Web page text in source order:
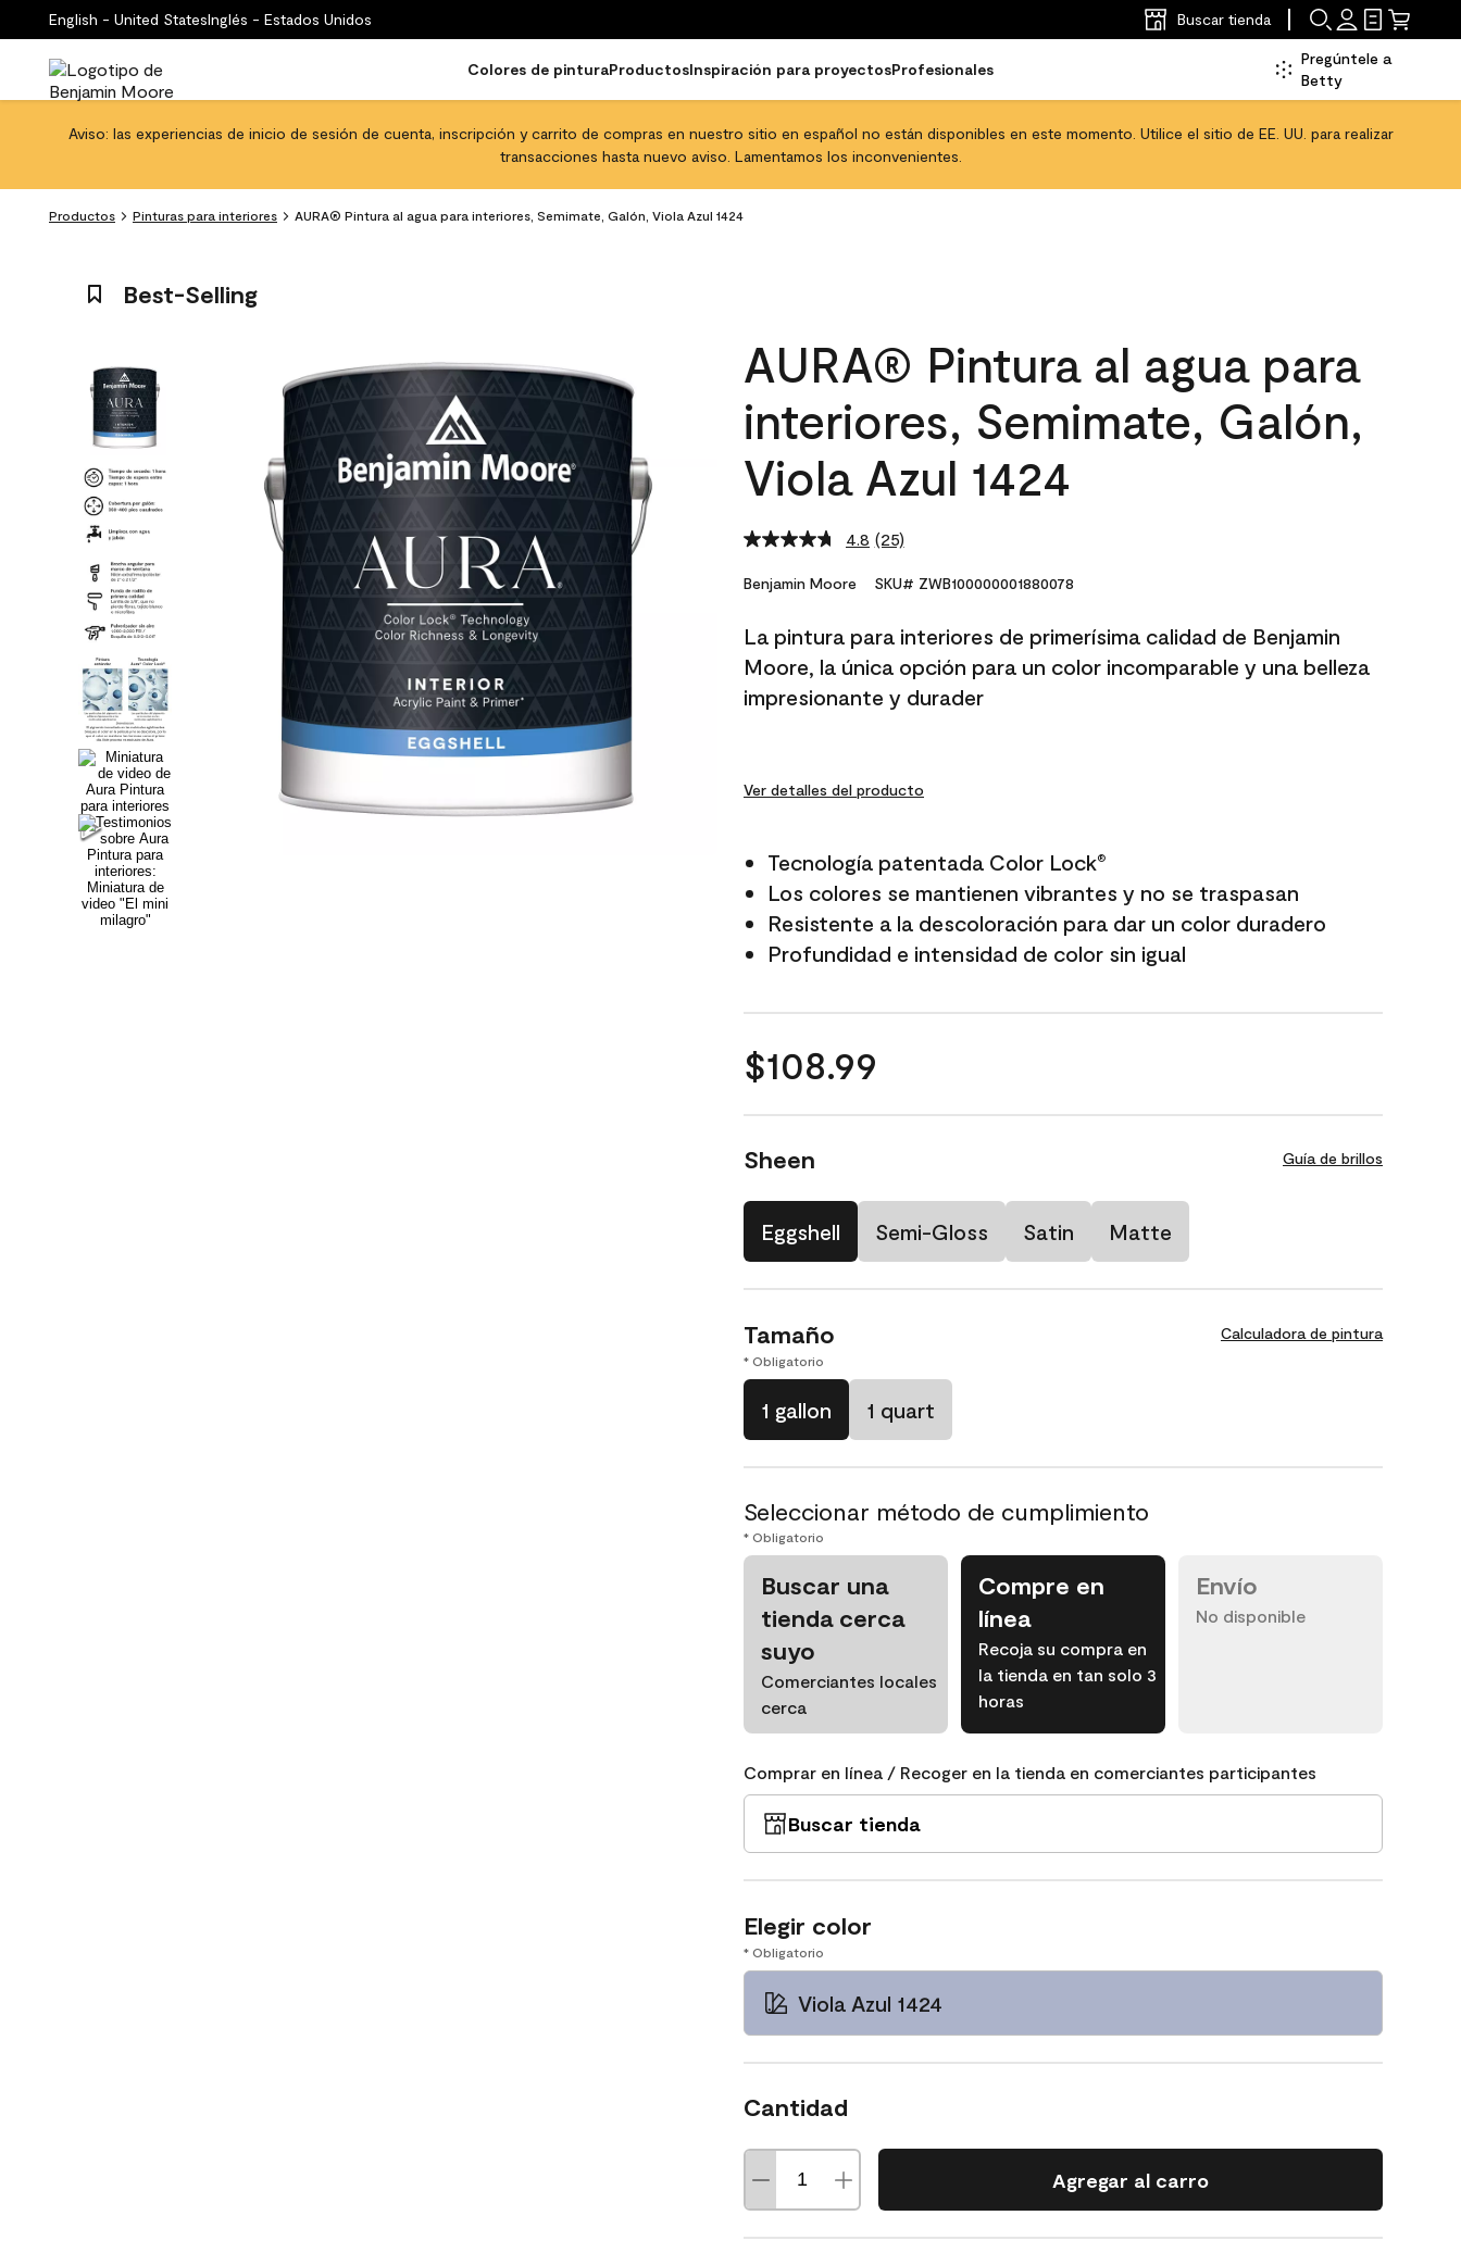
English - United StatesInglés - Estados Unidos Buscar tienda
Colores de pinturaProductosInspiración para proyectosProfesionales
Pregúntele a
Betty
Aviso: las experiencias de inicio de sesión de cuenta, inscripción y carrito de compras en nuestro sitio en español no están disponibles en este momento. Utilice el sitio de EE. UU. para realizar
transacciones hasta nuevo aviso. Lamentamos los inconvenientes.
Productos Pinturas para interiores AURA® Pintura al agua para interiores, Semimate, Galón, Viola Azul 1424
Best-Selling
AURA® Pintura al agua para
interiores, Semimate, Galón,
Viola Azul 1424
4.8 Read
Reviews.
link.
(25)
Benjamin Moore SKU# ZWB100000001880078
La pintura para interiores de primerísima calidad de Benjamin
Moore, la única opción para un color incomparable y una belleza
impresionante y durader
Ver detalles del producto
Tecnología patentada Color Lock®
Los colores se mantienen vibrantes y no se traspasan
Resistente a la descoloración para dar un color duradero
Profundidad e intensidad de color sin igual
$108.99
Sheen Guía de brillos
Eggshell Semi-Gloss Satin Matte
Tamaño Calculadora de pintura
* Obligatorio
1 gallon 1 quart
Seleccionar método de cumplimiento
* Obligatorio
Buscar una
tienda cerca
suyo
Comerciantes locales
cerca
Compre en
línea
Recoja su compra en
la tienda en tan solo 3
horas
Envío
No disponible
Comprar en línea / Recoger en la tienda en comerciantes participantes
Buscar tienda
Elegir color
* Obligatorio
Viola Azul 1424
Cantidad
Agregar al carro